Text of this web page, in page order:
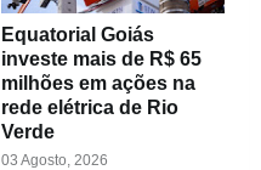
Equatorial Goiás
investe mais de R$ 65
milhões em ações na
rede elétrica de Rio
Verde
03 Agosto, 2026